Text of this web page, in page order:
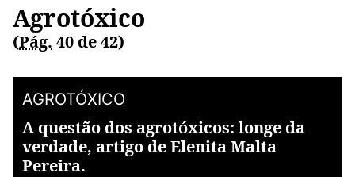
Agrotóxico
(Pág. 40 de 42)
AGROTÓXICO
A questão dos agrotóxicos: longe da
verdade, artigo de Elenita Malta
Pereira.